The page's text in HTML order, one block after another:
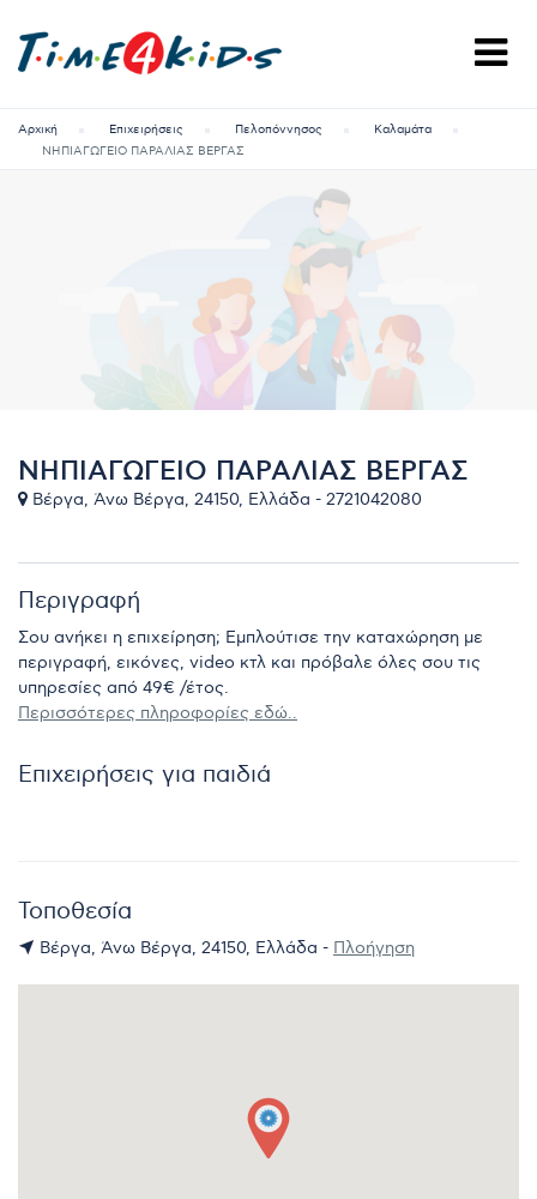
Αρχική Επιχειρήσεις Πελοπόννησος
Καλαμάτα
ΝΗΠΙΑΓΩΓΕΙΟ ΠΑΡΑΛΙΑΣ ΒΕΡΓΑΣ
ΝΗΠΙΑΓΩΓΕΙΟ ΠΑΡΑΛΙΑΣ ΒΕΡΓΑΣ
Βέργα, Άνω Βέργα, 24150, Ελλάδα - 2721042080
Περιγραφή
Σου ανήκει η επιχείρηση; Εμπλούτισε την καταχώρηση με
περιγραφή, εικόνες, video κτλ και πρόβαλε όλες σου τις
υπηρεσίες από 49€ /έτος.
Περισσότερες πληροφορίες εδώ..
Επιχειρήσεις για παιδιά
Τοποθεσία
Βέργα, Άνω Βέργα, 24150, Ελλάδα - Πλοήγηση